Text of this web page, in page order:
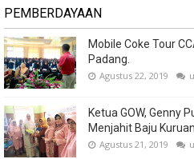
PEMBERDAYAAN
Mobile Coke Tour
Padang.
Agustus 22, 2019
Ketua GOW, Genny
Menjahit Baju
Agustus 21, 2019